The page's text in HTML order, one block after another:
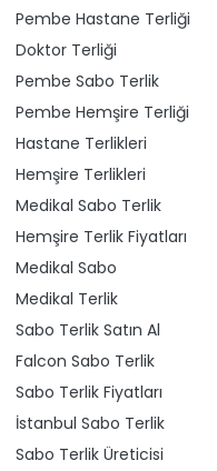
Pembe Hastane Terliği
Doktor Terliği
Pembe Sabo Terlik
Pembe Hemşire Terliği
Hastane Terlikleri
Hemşire Terlikleri
Medikal Sabo Terlik
Hemşire Terlik Fiyatları
Medikal Sabo
Medikal Terlik
Sabo Terlik Satın Al
Falcon Sabo Terlik
Sabo Terlik Fiyatları
İstanbul Sabo Terlik
Sabo Terlik Üreticisi